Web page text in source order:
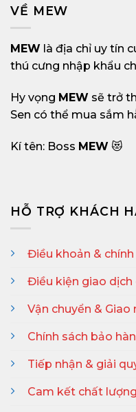
VỀ MEW
MEW là địa chỉ uy tín
thú cưng nhập khẩu
Hy vọng MEW sẽ trở
Sen có thể mua sắm
Kí tên: Boss MEW 😻
HỖ TRỢ KHÁCH
Điều khoản &
Điều kiện giao dịch
Vận chuyển & Giao
Chính sách bảo
Tiếp nhận & giải
Cam kết chất lượng